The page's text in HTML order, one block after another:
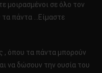
μοιρασμένοι σε όλο τον
πάντα …Είμαστε
, όπου τα πάντα μπορούν
να δώσουν την ουσία του